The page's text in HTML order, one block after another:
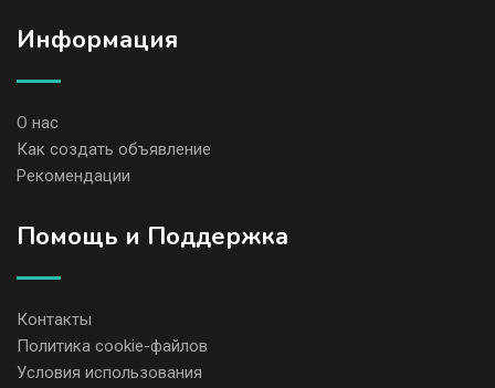
Информация
О нас
Как создать объявление
Рекомендации
Помощь и Поддержка
Контакты
Политика cookie-файлов
Условия использования